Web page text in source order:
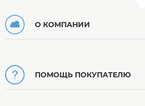
О КОМПАНИИ
ПОМОЩЬ ПОКУПАТЕЛЮ